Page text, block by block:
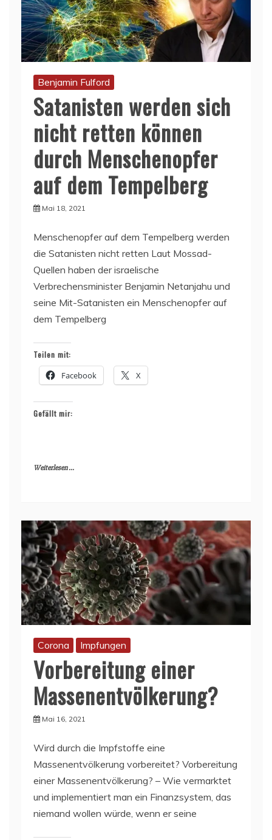
Benjamin Fulford
Satanisten werden sich
nicht retten können
durch Menschenopfer
auf dem Tempelberg
Mai 18, 2021
Menschenopfer auf dem Tempelberg werden
die Satanisten nicht retten Laut Mossad-
Quellen haben der israelische
Verbrechensminister Benjamin Netanjahu und
seine Mit-Satanisten ein Menschenopfer auf
dem Tempelberg
Teilen mit:
Facebook X
Gefällt mir:
Weiterlesen ...
Corona Impfungen
Vorbereitung einer
Massenentvölkerung?
Mai 16, 2021
Wird durch die Impfstoffe eine
Massenentvölkerung vorbereitet? Vorbereitung
einer Massenentvölkerung? – Wie vermarktet
und implementiert man ein Finanzsystem, das
niemand wollen würde, wenn er seine